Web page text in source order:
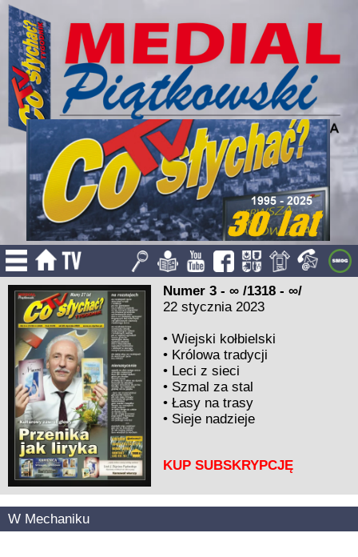
Numer 3 - ∞ /1318 - ∞/
22 stycznia 2023
•Wiejski kołbielski
• Królowa tradycji
• Leci z sieci
• Szmal za stal
•Łasy na trasy
• Sieje nadzieje
KUP SUBSKRYPCJĘ
W Mechaniku